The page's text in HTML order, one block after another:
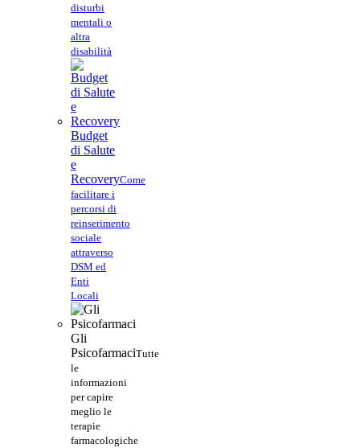
disturbi
mentali o
altra
disabilità
Budget
di Salute
e
RecoveryCome
facilitare i
percorsi di
reinserimento
sociale
attraverso
DSM ed
Enti
Locali
Gli
PsicofarmaciTutte
le
informazioni
per capire
meglio le
terapie
farmacologiche